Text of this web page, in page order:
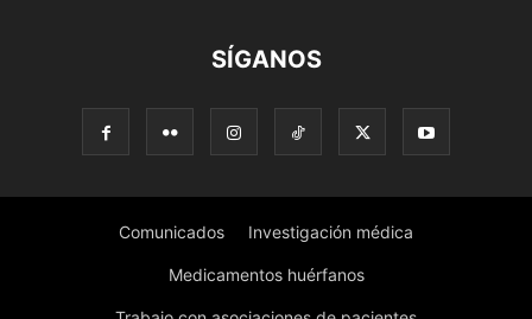
SÍGANOS
Comunicados Investigación médica
Medicamentos huérfanos